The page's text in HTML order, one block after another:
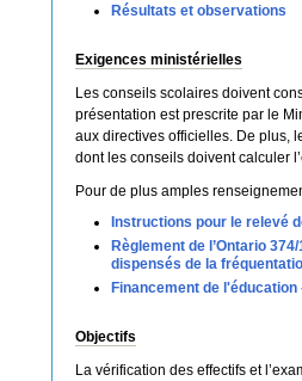
Résultats et observations
Exigences ministérielles
Les conseils scolaires doivent
présentation est prescrite par le
aux directives officielles. De plus,
dont les conseils doivent calculer
Pour de plus amples
Instructions pour le relevé
Règlement de l’Ontario
dispensés de la
Financement de l'éducation
Objectifs
La vérification des effectifs et